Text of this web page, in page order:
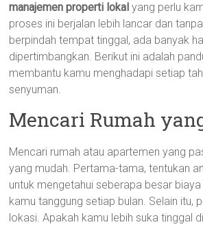
manajemen properti lokal yang perlu
proses ini berjalan lebih lancar dan
berpindah tempat tinggal, ada banyak
dipertimbangkan. Berikut ini adalah
membantu kamu menghadapi setiap
senyuman.
Mencari Rumah
Mencari rumah atau apartemen yang
yang mudah. Pertama-tama, tentukan
untuk mengetahui seberapa besar
kamu tanggung setiap bulan. Selain itu,
lokasi. Apakah kamu lebih suka tinggal